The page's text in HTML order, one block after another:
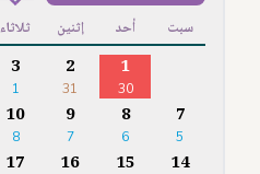
سبت أحد إثنين ثلاثاء
1
30
2
31
3
1
7
5
8
6
9
7
10
8
14
15
16
17